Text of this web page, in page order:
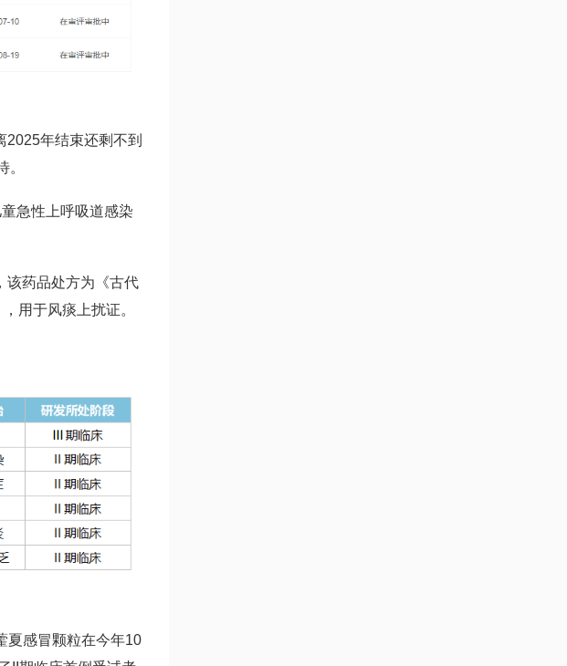
年结束还剩不到
急性上呼吸道感染
该药品处方为《古代
用于风痰上扰证。
夏感冒颗粒在今年10